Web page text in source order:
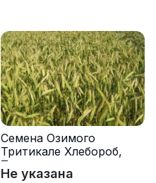
Семена Озимого
Тритикале Хлебороб,
Тихон
Не указана